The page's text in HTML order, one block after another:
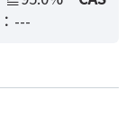
：---